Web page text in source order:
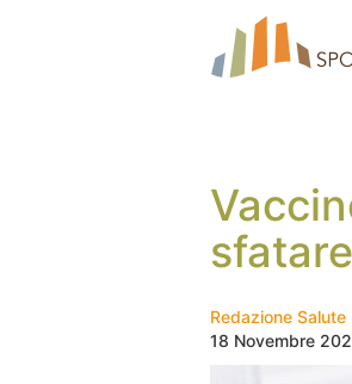
sfatare
Redazione Salute
18 Novembre